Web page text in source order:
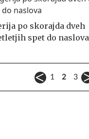
po skorajda dveh
spet do naslova
1 2 3